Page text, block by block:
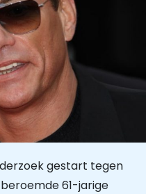
gestart tegen
61-jarige